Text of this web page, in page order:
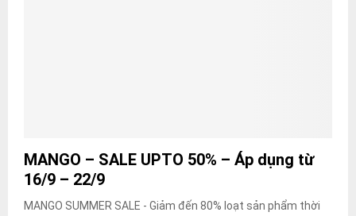
MANGO – SALE UPTO 50% – Áp dụng từ
16/9 – 22/9
MANGO SUMMER SALE - Giảm đến 80% loạt sản phẩm thời